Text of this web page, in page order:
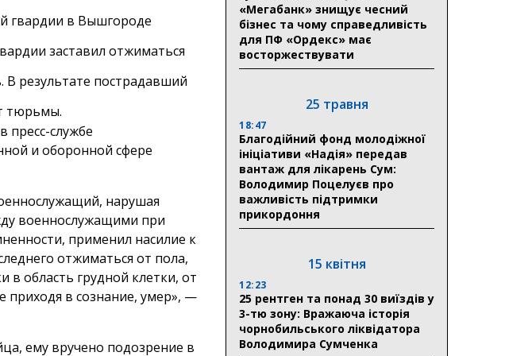
гвардии в Вышгороде
заставил отжиматься
В результате пострадавший
тюрьмы.
пресс-службе
и оборонной сфере
нарушая
военнослужащими при
применил насилие к
отжиматься от пола,
в область грудной клетки, от
приходя в сознание, умер», —
ему вручено подозрение в
«Мегабанк» знищує чесний
бізнес та чому справедливість
для ПФ «Ордекс» має
восторжествувати
25 травня
18:47
Благодійний фонд молодіжної
ініціативи «Надія» передав
вантаж для лікарень Сум:
Володимир Поцелуєв про
важливість підтримки
прикордоння
15 квітня
12:23
25 рентген та понад 30 виїздів у
3-тю зону: Вражаюча історія
чорнобильського ліквідатора
Володимира Сумченка